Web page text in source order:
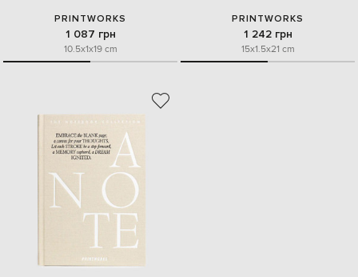
PRINTWORKS
1 087 грн
10.5x1x19 cm
PRINTWORKS
1 242 грн
15x1.5x21 cm